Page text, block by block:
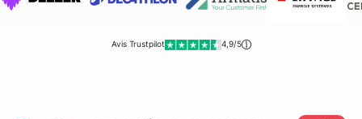
Avis Trustpilot 4,9/5